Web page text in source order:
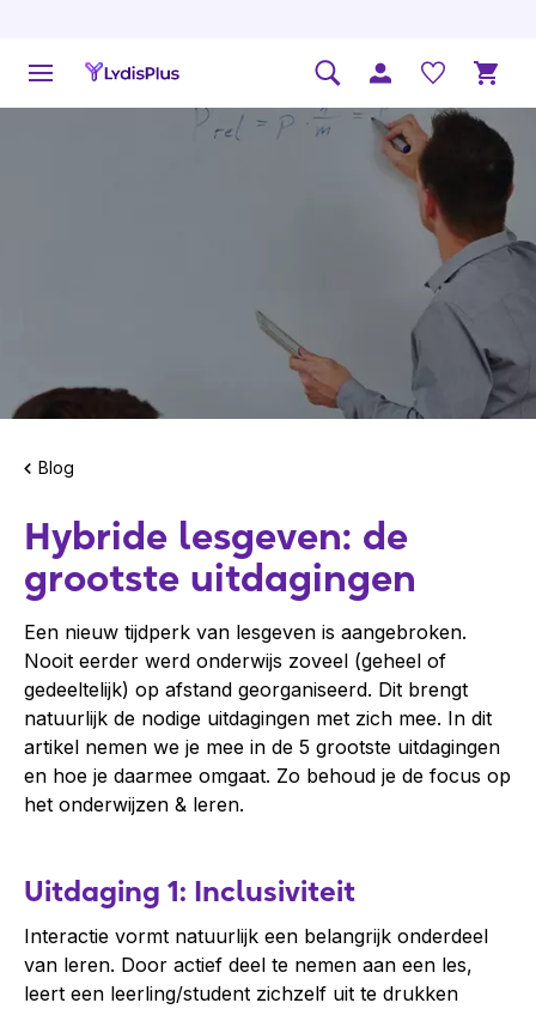
Blog
Hybride lesgeven: de
grootste uitdagingen
Een nieuw tijdperk van lesgeven is aangebroken.
Nooit eerder werd onderwijs zoveel (geheel of
gedeeltelijk) op afstand georganiseerd. Dit brengt
natuurlijk de nodige uitdagingen met zich mee. In dit
artikel nemen we je mee in de 5 grootste uitdagingen
en hoe je daarmee omgaat. Zo behoud je de focus op
het onderwijzen & leren.
Uitdaging 1: Inclusiviteit
Interactie vormt natuurlijk een belangrijk onderdeel
van leren. Door actief deel te nemen aan een les,
leert een leerling/student zichzelf uit te drukken